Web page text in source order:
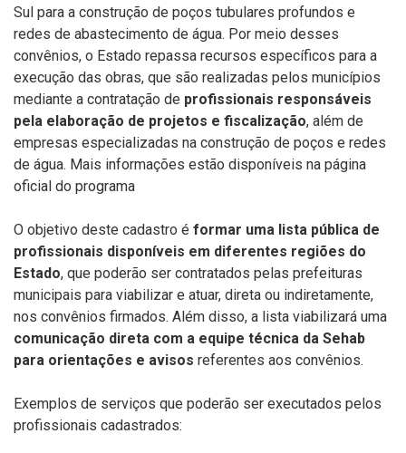
Sul para a construção de poços tubulares profundos e
redes de abastecimento de água. Por meio desses
convênios, o Estado repassa recursos específicos para a
execução das obras, que são realizadas pelos municípios
mediante a contratação de profissionais responsáveis
pela elaboração de projetos e fiscalização, além de
empresas especializadas na construção de poços e redes
de água. Mais informações estão disponíveis na página
oficial do programa
O objetivo deste cadastro é formar uma lista pública de
profissionais disponíveis em diferentes regiões do
Estado, que poderão ser contratados pelas prefeituras
municipais para viabilizar e atuar, direta ou indiretamente,
nos convênios firmados. Além disso, a lista viabilizará uma
comunicação direta com a equipe técnica da Sehab
para orientações e avisos referentes aos convênios.
Exemplos de serviços que poderão ser executados pelos
profissionais cadastrados: